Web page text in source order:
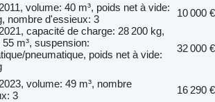
volume: 40 m³, poids net à vide:
nombre d'essieux: 3
10 000 €
capacité de charge: 28 200 kg,
m³, suspension:
pneumatique, poids net à vide:
32 000 €
volume: 49 m³, nombre
3
16 290 €